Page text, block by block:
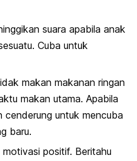
suara apabila anak
Cuba untuk
makan makanan ringan
makan utama. Apabila
cenderung untuk mencuba
baru.
positif. Beritahu